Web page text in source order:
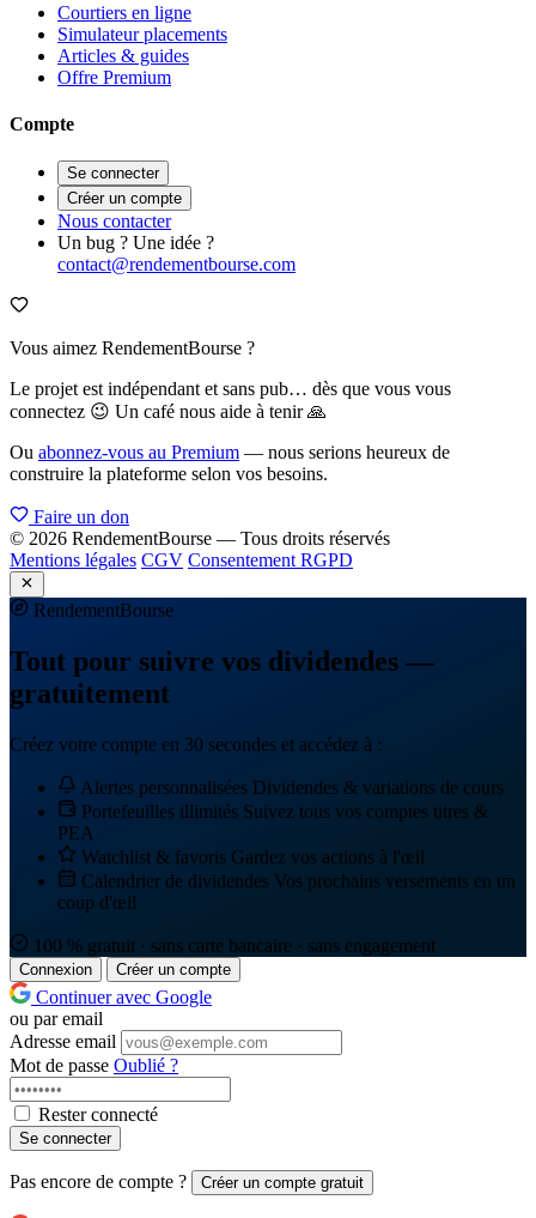
Courtiers en ligne
Simulateur placements
Articles & guides
Offre Premium
Compte
Se connecter
Créer un compte
Nous contacter
Un bug ? Une idée ?
contact@rendementbourse.com
Vous aimez RendementBourse ?
Le projet est indépendant et sans pub… dès que vous vous
connectez 😉 Un café nous aide à tenir 🙏
Ou abonnez-vous au Premium — nous serions heureux de
construire la plateforme selon vos besoins.
Faire un don
© 2026 RendementBourse — Tous droits réservés
Mentions légales CGV Consentement RGPD
RendementBourse
Tout pour suivre vos dividendes —
gratuitement
Créez votre compte en 30 secondes et accédez à :
Alertes personnalisées Dividendes & variations de cours
Portefeuilles illimités Suivez tous vos comptes titres &
PEA
Watchlist & favoris Gardez vos actions à l'œil
Calendrier de dividendes Vos prochains versements en un
coup d'œil
100 % gratuit · sans carte bancaire · sans engagement
Connexion Créer un compte
Continuer avec Google
ou par email
Adresse email
Mot de passe Oublié ?
Rester connecté
Se connecter
Pas encore de compte ? Créer un compte gratuit